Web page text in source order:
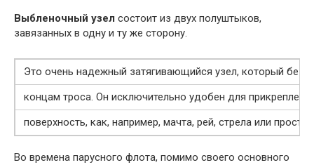
Выбленочный узел состоит из двух полуштыков,
завязанных в одну и ту же сторону.
Это очень надежный затягивающийся узел, который
концам троса. Он исключительно удобен для
поверхность, как, например, мачта, рей, стрела или просто
Во времена парусного флота, помимо своего основного